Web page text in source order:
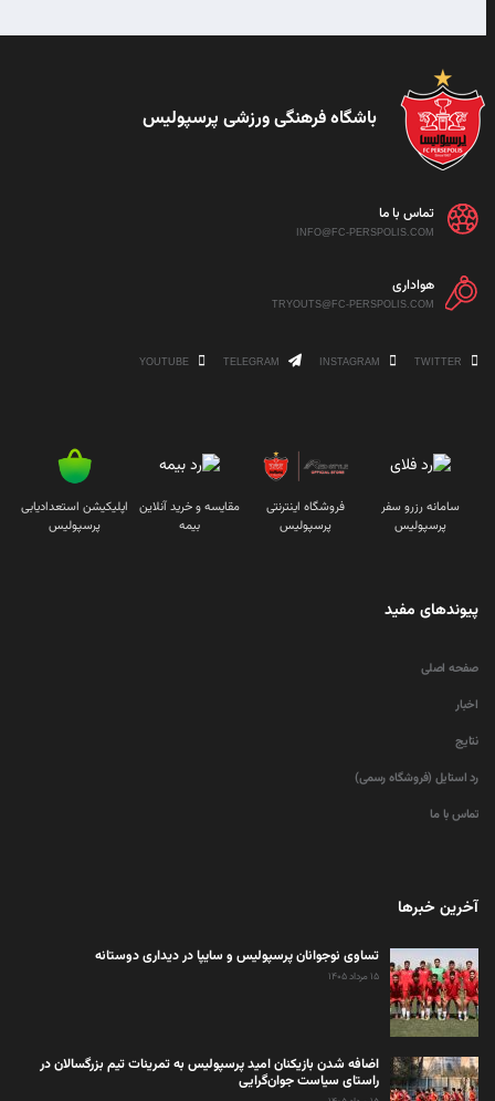
باشگاه فرهنگی ورزشی پرسپولیس
تماس با ما
INFO@FC-PERSPOLIS.COM
هواداری
TRYOUTS@FC-PERSPOLIS.COM
سامانه رزرو سفر
پرسپولیس
فروشگاه اینترنتی
پرسپولیس
مقایسه و خرید آنلاین
بیمه
اپلیکیشن استعدادیابی
پرسپولیس
پیوندهای مفید
صفحه اصلی
اخبار
نتایج
رد استایل (فروشگاه رسمی)
تماس با ما
آخرین خبرها
تساوی نوجوانان پرسپولیس و سایپا در دیداری دوستانه
۱۵ مرداد ۱۴۰۵
اضافه شدن بازیکنان امید پرسپولیس به تمرینات تیم بزرگسالان در
راستای سیاست جوان‌گرایی